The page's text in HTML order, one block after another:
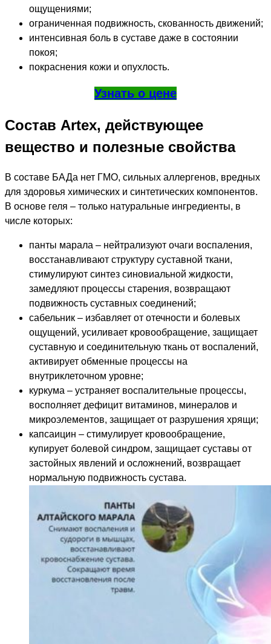
ощущениями;
ограниченная подвижность, скованность движений;
интенсивная боль в суставе даже в состоянии
покоя;
покраснения кожи и опухлость.
Узнать о цене
Состав Artex, действующее
вещество и полезные свойства
В составе БАДа нет ГМО, сильных аллергенов, вредных
для здоровья химических и синтетических компонентов.
В основе геля – только натуральные ингредиенты, в
числе которых:
панты марала – нейтрализуют очаги воспаления,
восстанавливают структуру суставной ткани,
стимулируют синтез синовиальной жидкости,
замедляют процессы старения, возвращают
подвижность суставных соединений;
сабельник – избавляет от отечности и болевых
ощущений, усиливает кровообращение, защищает
суставную и соединительную ткань от воспалений,
активирует обменные процессы на
внутриклеточном уровне;
куркума – устраняет воспалительные процессы,
восполняет дефицит витаминов, минералов и
микроэлементов, защищает от разрушения хрящи;
капсаицин – стимулирует кровообращение,
купирует болевой синдром, защищает суставы от
застойных явлений и осложнений, возвращает
нормальную подвижность сустава.